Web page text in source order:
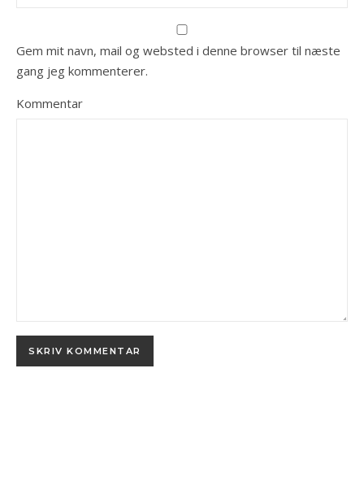
Gem mit navn, mail og websted i denne browser til næste
gang jeg kommenterer.
Kommentar